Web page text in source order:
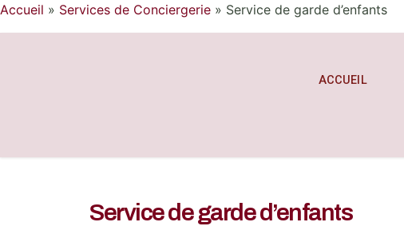
Accueil » Services de Conciergerie » Service de garde d’enfants
ACCUEIL
Service de garde d’enfants